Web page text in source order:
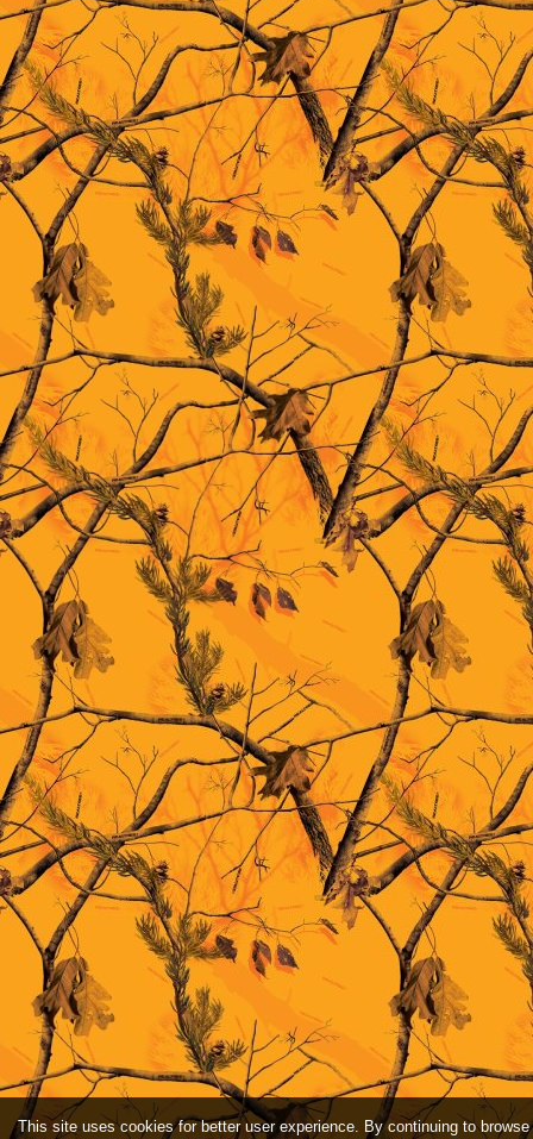
This site uses cookies for better user experience. By continuing to